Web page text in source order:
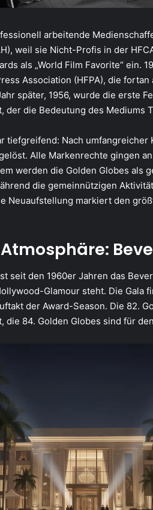
arbeitende
weil sie Nicht-Profis in der
als „World Film Favorite“ ein.
Association (HFPA), die
später, 1956, wurde die erste
der die Bedeutung des Mediums
tiefgreifend: Nach umfangreicher
Alle Markenrechte gingen
werden die Golden Globes als
die gemeinnützigen
Neuaufstellung markiert den
seit den 1960er Jahren das
Glamour steht. Die Gala
der Award-Season. Die 82.
die 84. Golden Globes sind für